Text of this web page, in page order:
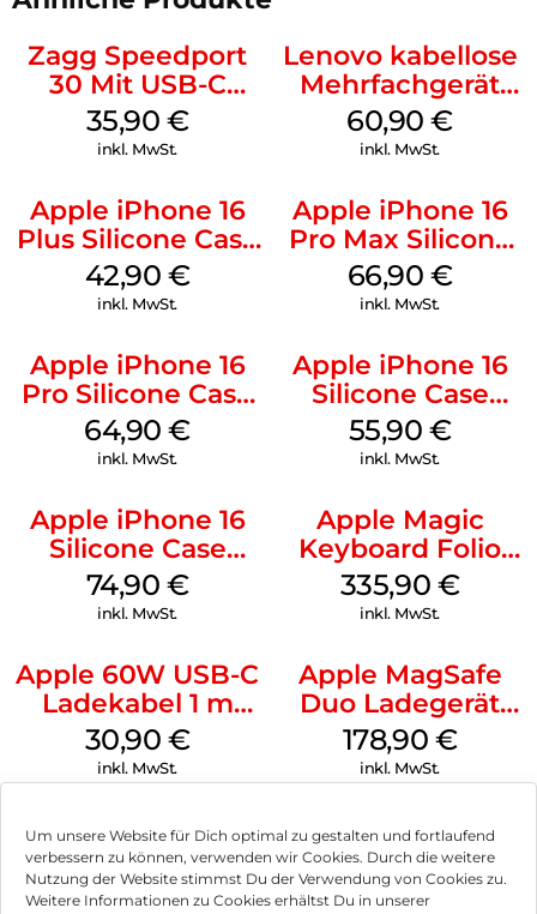
Um unsere Website für Dich optimal zu gestalten und fortlaufend
verbessern zu können, verwenden wir Cookies. Durch die weitere
Nutzung der Website stimmst Du der Verwendung von Cookies zu.
Weitere Informationen zu Cookies erhältst Du in unserer
Zagg Speedport
30 Mit USB-C
Kabel Weiß
35,90 €
inkl. MwSt.
Lenovo kabellose
Mehrfachgerät
Luna Grey
60,90€
inkl. MwSt.
Apple iPhone 16
Plus Silicone Case
MagSafe Plum
42,90 €
inkl. MwSt.
Apple iPhone 16
Pro Max Silicone
Case MagSafe
Black
66,90 €
inkl. MwSt.
Apple iPhone 16
Pro Silicone Case
MagSafe Denim
64,90€
inkl. MwSt.
Apple iPhone 16
Silicone Case
MagSafe
Ultramarine
55,90 €
inkl. MwSt.
Apple iPhone 16
Silicone Case
MagSafe Lake
Green
74,90 €
inkl. MwSt.
Apple Magic
Keyboard Folio
iPad 10.9″ (10.Gen.)
Weiß
335,90 €
inkl. MwSt.
Apple 60W USB-C
Ladekabel 1 m
Weiß
30,90 €
inkl. MwSt.
Apple MagSafe
Duo Ladegerät
Weiß
178,90 €
inkl. MwSt.
Impressum